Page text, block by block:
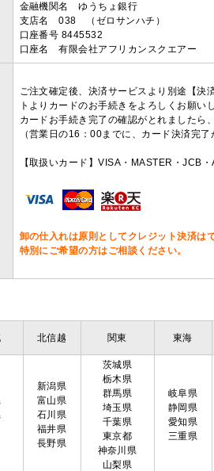
金融機関名 ゆうちょ銀行
支店名 038 （ゼロサンハチ）
口座番号 8445532
口座名 有限会社アフリカンスクエアー
ご注文確定後、決済サービスより別途【決
トよりカードのお手続きをよろしくお願い
カードお手続き完了の確認がとれましたら
（営業日の16：00までに、カード決済完
【取扱いカード】VISA・MASTER・JCB
卸の仕入れは原則としてクレジット決済は
特別にご希望の方はご相談ください。
北信越 関東 東海
新潟県
富山県
石川県
福井県
長野県
茨城県
栃木県
群馬県
埼玉県
千葉県
東京都
神奈川県
山梨県
岐阜県
静岡県
愛知県
三重県